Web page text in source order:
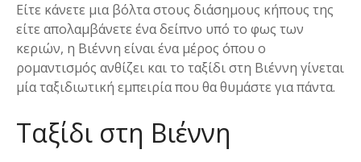
Είτε κάνετε μια βόλτα στους διάσημους κήπους της
είτε απολαμβάνετε ένα δείπνο υπό το φως των
κεριών, η Βιέννη είναι ένα μέρος όπου ο
ρομαντισμός ανθίζει και το ταξίδι στη Βιέννη γίνεται
μία ταξιδιωτική εμπειρία που θα θυμάστε για πάντα.
Ταξίδι στη Βιέννη